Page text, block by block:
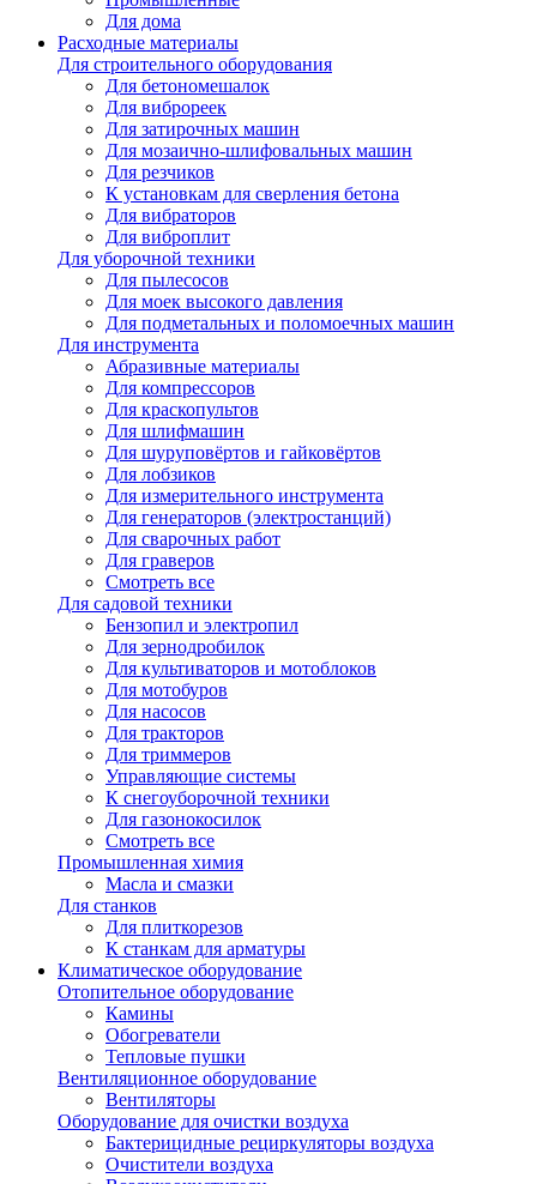
Для дома
Расходные материалы
Для строительного оборудования
Для бетономешалок
Для виброреек
Для затирочных машин
Для мозаично-шлифовальных машин
Для резчиков
К установкам для сверления бетона
Для вибраторов
Для виброплит
Для уборочной техники
Для пылесосов
Для моек высокого давления
Для подметальных и поломоечных машин
Для инструмента
Абразивные материалы
Для компрессоров
Для краскопультов
Для шлифмашин
Для шуруповёртов и гайковёртов
Для лобзиков
Для измерительного инструмента
Для генераторов (электростанций)
Для сварочных работ
Для граверов
Смотреть все
Для садовой техники
Бензопил и электропил
Для зернодробилок
Для культиваторов и мотоблоков
Для мотобуров
Для насосов
Для тракторов
Для триммеров
Управляющие системы
К снегоуборочной техники
Для газонокосилок
Смотреть все
Промышленная химия
Масла и смазки
Для станков
Для плиткорезов
К станкам для арматуры
Климатическое оборудование
Отопительное оборудование
Камины
Обогреватели
Тепловые пушки
Вентиляционное оборудование
Вентиляторы
Оборудование для очистки воздуха
Бактерицидные рециркуляторы воздуха
Очистители воздуха